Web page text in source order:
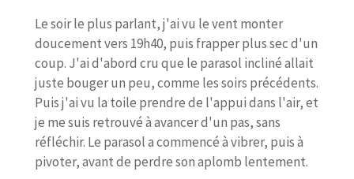
Le soir le plus parlant, j'ai vu le vent monter
doucement vers 19h40, puis frapper plus sec d'un
coup. J'ai d'abord cru que le parasol incliné allait
juste bouger un peu, comme les soirs précédents.
Puis j'ai vu la toile prendre de l'appui dans l'air, et
je me suis retrouvé à avancer d'un pas, sans
réfléchir. Le parasol a commencé à vibrer, puis à
pivoter, avant de perdre son aplomb lentement.